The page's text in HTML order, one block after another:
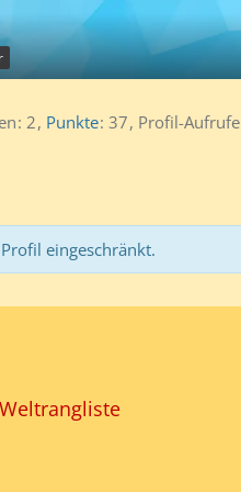
2 Punkte 37 Profil-Aufrufe
eingeschränkt.